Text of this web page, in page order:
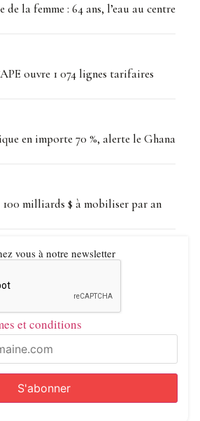
la femme : 64 ans, l’eau au centre
ouvre 1 074 lignes tarifaires
en importe 70 %, alerte le Ghana
milliards $ à mobiliser par an
vous à notre newsletter
et conditions